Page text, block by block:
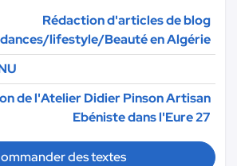
Rédaction d'articles de blog
lifestyle/Beauté en Algérie
de l'Atelier Didier Pinson Artisan
Ebéniste dans l'Eure 27
des textes